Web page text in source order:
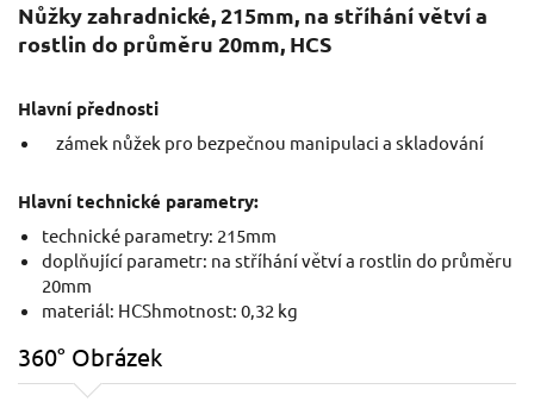
Nůžky zahradnické, 215mm, na stříhání větví a
rostlin do průměru 20mm, HCS
Hlavní přednosti
zámek nůžek pro bezpečnou manipulaci a skladování
Hlavní technické parametry:
technické parametry: 215mm
doplňující parametr: na stříhání větví a rostlin do průměru
20mm
materiál: HCShmotnost: 0,32 kg
360° Obrázek